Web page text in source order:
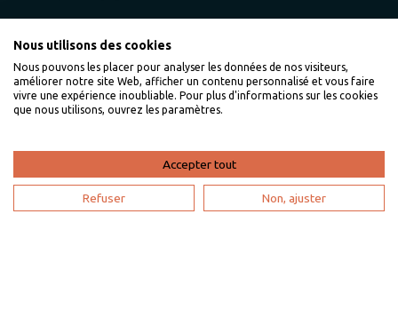
L'expertise VillaVEO
Mon espace propriétaire
Nous utilisons des cookies
Nous pouvons les placer pour analyser les données de nos visiteurs,
améliorer notre site Web, afficher un contenu personnalisé et vous faire
vivre une expérience inoubliable. Pour plus d'informations sur les cookies
que nous utilisons, ouvrez les paramètres.
Accepter tout
Refuser Non, ajuster